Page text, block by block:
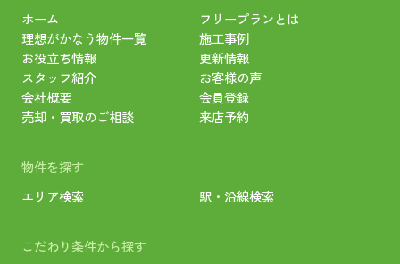
ホーム
フリープランとは
理想がかなう物件一覧
施工事例
お役立ち情報
更新情報
スタッフ紹介
お客様の声
会社概要
会員登録
売却・買取のご相談
来店予約
物件を探す
エリア検索
駅・沿線検索
こだわり条件から探す